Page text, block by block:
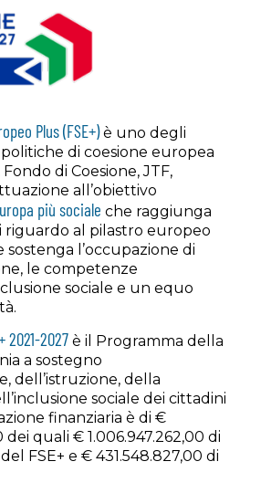
Plus (FSE+)è uno degli
di coesione europea
Fondo di Coesione, JTF,
all’obiettivo
più sociale che raggiunga
al pilastro europeo
sostenga l’occupazione di
le competenze
sociale e un equo
2021-2027è il Programma della
a sostegno
dell’istruzione, della
sociale dei cittadini
finanziaria è di €
dei quali € 1.006.947.262,00 di
FSE+ e € 431.548.827,00 di